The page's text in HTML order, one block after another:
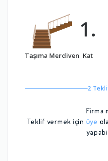
Taşıma Merdiven
1.
Kat
2
Firma
Teklif vermek için üye